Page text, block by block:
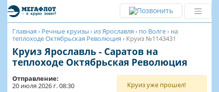
Главная › Речные круизы › из Ярославля › по Волге› на
теплоходе Октябрьская Революция › Круиз №1143431
Круиз Ярославль - Саратов на
теплоходе Октябрьская Революция
Отправление:
20 июля 2026 г. 08:30
Круиз уже прошел!